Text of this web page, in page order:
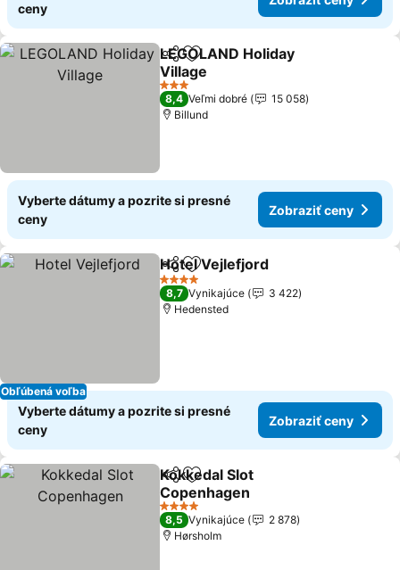
ceny
ZdieľaťPridať do obľúbených
LEGOLAND Holiday
Village
3 Počet hviezdičiek
8,4 Veľmi dobré
15 058
Billund
Vyberte dátumy a pozrite si presné
ceny
Zobraziť ceny
Obľúbená voľba
ZdieľaťPridať do obľúbených
Hotel Vejlefjord
4 Počet hviezdičiek
8,7 Vynikajúce
3 422
Hedensted
Vyberte dátumy a pozrite si presné
ceny
Zobraziť ceny
ZdieľaťPridať do obľúbených
Kokkedal Slot
Copenhagen
4 Počet hviezdičiek
8,5 Vynikajúce
2 878
Hørsholm